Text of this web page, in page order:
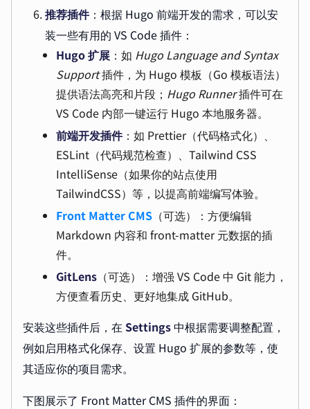
推荐插件：根据 Hugo 前端开发的需求，可以安
装一些有用的 VS Code 插件：
Hugo 扩展 ：如 Hugo Language and Syntax
Support插件，为 Hugo 模板（Go 模板语法）
提供语法高亮和片段； Hugo Runner插件可在
VS Code 内部一键运行 Hugo 本地服务器。
前端开发插件：如 Prettier（代码格式化）、
ESLint（代码规范检查）、Tailwind CSS
IntelliSense（如果你的站点使用
TailwindCSS）等，以提高前端编写体验。
Front Matter CMS （可选）：方便编辑
Markdown 内容和 front-matter 元数据的插
件。
GitLens （可选）：增强 VS Code 中 Git 能力，
方便查看历史、更好地集成 GitHub。
安装这些插件后，在 Settings中根据需要调整配置，
例如启用格式化保存、设置 Hugo 扩展的参数等，使
其适应你的项目需求。
下图展示了 Front Matter CMS 插件的界面：